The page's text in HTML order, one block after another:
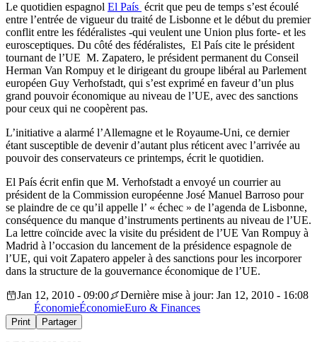
Le quotidien espagnol El País écrit que peu de temps s’est écoulé
entre l’entrée de vigueur du traité de Lisbonne et le début du premier
conflit entre les fédéralistes -qui veulent une Union plus forte- et les
eurosceptiques. Du côté des fédéralistes, El País cite le président
tournant de l’UE M. Zapatero, le président permanent du Conseil
Herman Van Rompuy et le dirigeant du groupe libéral au Parlement
européen Guy Verhofstadt, qui s’est exprimé en faveur d’un plus
grand pouvoir économique au niveau de l’UE, avec des sanctions
pour ceux qui ne coopèrent pas.
L’initiative a alarmé l’Allemagne et le Royaume-Uni, ce dernier
étant susceptible de devenir d’autant plus réticent avec l’arrivée au
pouvoir des conservateurs ce printemps, écrit le quotidien.
El País écrit enfin que M. Verhofstadt a envoyé un courrier au
président de la Commission européenne José Manuel Barroso pour
se plaindre de ce qu’il appelle l’ « échec » de l’agenda de Lisbonne,
conséquence du manque d’instruments pertinents au niveau de l’UE.
La lettre coïncide avec la visite du président de l’UE Van Rompuy à
Madrid à l’occasion du lancement de la présidence espagnole de
l’UE, qui voit Zapatero appeler à des sanctions pour les incorporer
dans la structure de la gouvernance économique de l’UE.
Jan 12, 2010 - 09:00
Dernière mise à jour: Jan 12, 2010 - 16:08
ÉconomieÉconomieEuro & Finances
Print Partager